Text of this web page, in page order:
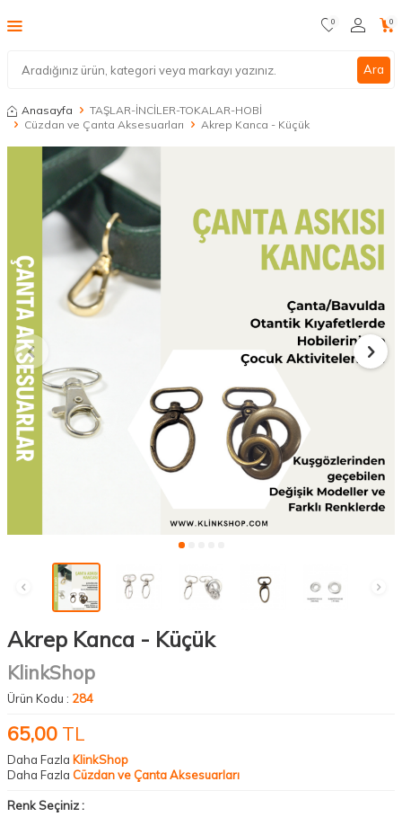
Ara
0 0
Anasayfa
TAŞLAR-İNCİLER-TOKALAR-HOBİ
Cüzdan ve Çanta Aksesuarları
Akrep Kanca - Küçük
Akrep Kanca - Küçük
KlinkShop
Ürün Kodu : 284
65,00 TL
Daha Fazla KlinkShop
Daha Fazla Cüzdan ve Çanta Aksesuarları
Renk Seçiniz :